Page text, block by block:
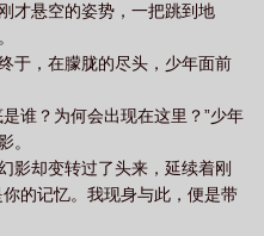
才悬空的姿势，一把跳到地
于，在朦胧的尽头，少年面前
谁？为何会出现在这里？”少年
。
影却变转过了头来，延续着刚
的记忆。我现身与此，便是带